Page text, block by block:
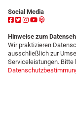
Social Media
Hinweise zum
Wir praktizieren
ausschließlich zur
Serviceleistungen. Bitte